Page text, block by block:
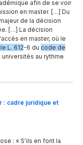
afin de se voir
en master. […] Du
de la décision
[…] La décision
en master, où le
L. 612-6 du code de
au rythme
: cadre juridique et
: « S'ils en font la